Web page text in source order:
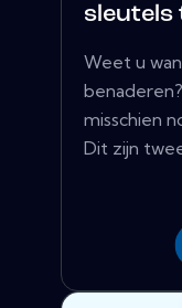
sleutels
Weet u
misschien
Dit zijn